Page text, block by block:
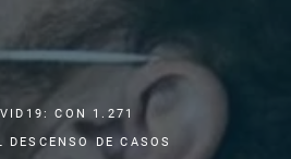
CON 1.271
DE CASOS